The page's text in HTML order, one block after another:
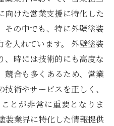
向けた営業支援に特化した
その中でも、特に外壁塗装
入れています。 外壁塗装
、時には技術的にも高度な
競合も多くあるため、営業
術やサービスを正しく、
とが非常に重要となりま
装業界に特化した情報提供